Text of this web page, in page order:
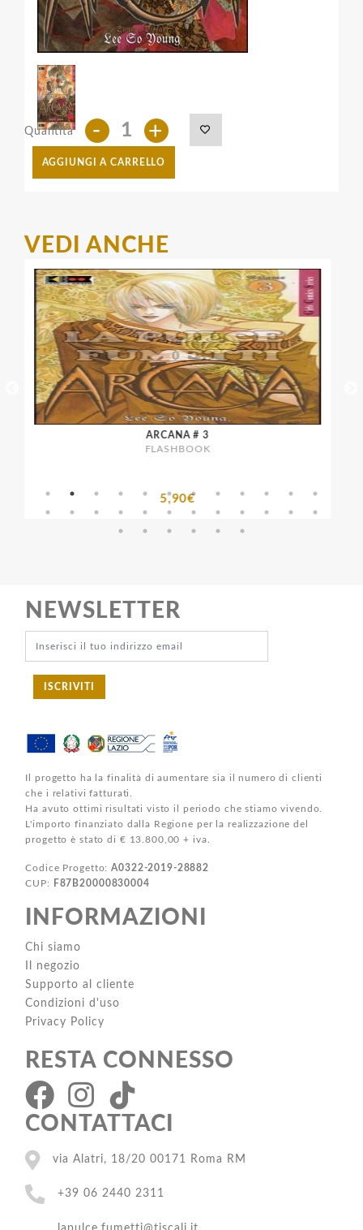
Quantità - +
AGGIUNGI A CARRELLO
VEDI ANCHE
ARCANA # 3
FLASHBOOK
5,90€
NEWSLETTER
ISCRIVITI
Il progetto ha la finalità di aumentare sia il numero di clienti
che i relativi fatturati.
Ha avuto ottimi risultati visto il periodo che stiamo vivendo.
L'importo finanziato dalla Regione per la realizzazione del
progetto è stato di € 13.800,00 + iva.
Codice Progetto:A0322-2019-28882
CUP:
F87B20000830004
INFORMAZIONI
Chi siamo
Il negozio
Supporto al cliente
Condizioni d'uso
Privacy Policy
RESTA CONNESSO
CONTATTACI
via Alatri, 18/20 00171 Roma RM
+39 06 2440 2311